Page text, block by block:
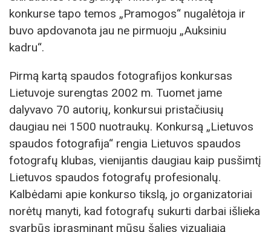
konkurse tapo temos „Pramogos“ nugalėtoja ir
buvo apdovanota jau ne pirmuoju „Auksiniu
kadru“.
Pirmą kartą spaudos fotografijos konkursas
Lietuvoje surengtas 2002 m. Tuomet jame
dalyvavo 70 autorių, konkursui pristačiusių
daugiau nei 1500 nuotraukų. Konkursą „Lietuvos
spaudos fotografija“ rengia Lietuvos spaudos
fotografų klubas, vienijantis daugiau kaip pusšimtį
Lietuvos spaudos fotografų profesionalų.
Kalbėdami apie konkurso tikslą, jo organizatoriai
norėtų manyti, kad fotografų sukurti darbai išlieka
svarbūs įprasminant mūsų šalies vizualiąją